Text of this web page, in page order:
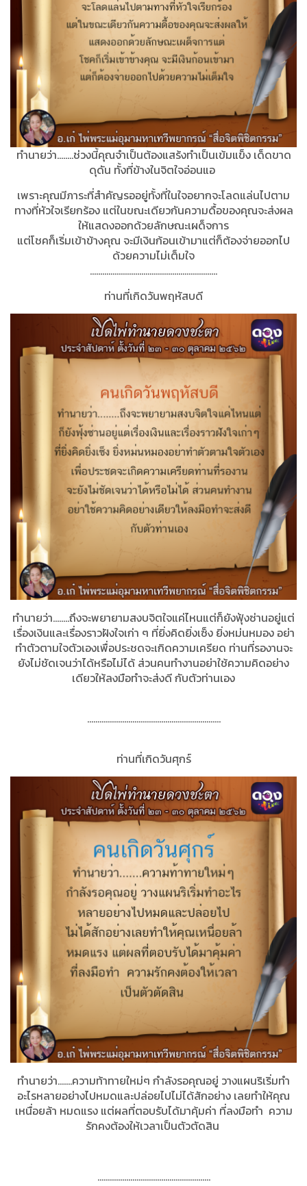
ทำนายว่า........ช่วงนี้คุณจำเป็นต้องแสร้งทำเป็นเข้มแข็ง เด็ดขาด
ดุดัน ทั้งที่ข้างในจิตใจอ่อนแอ
เพราะคุณมีภาระที่สำคัญรออยู่ทั้งที่ในใจอยากจะโลดแล่นไปตาม
ทางที่หัวใจเรียกร้อง แต่ในขณะเดียวกันความดื้อของคุณจะส่งผล
ให้แสดงออกด้วยลักษณะเผด็จการ
แต่โชคก็เริ่มเข้าข้างคุณ จะมีเงินก้อนเข้ามาแต่ก็ต้องจ่ายออกไป
ด้วยความไม่เต็มใจ
..............................................................
ท่านที่เกิดวันพฤหัสบดี
ทำนายว่า........ถึงจะพยายามสงบจิตใจแค่ไหนแต่ก็ยังฟุ้งซ่านอยู่แต่
เรื่องเงินและเรื่องราวฝังใจเก่า ๆ ที่ยิ่งคิดยิ่งเซ็ง ยิ่งหม่นหมอง อย่า
ทำตัวตามใจตัวเองเพื่อประชดจะเกิดความเครียด ท่านที่รองานจะ
ยังไม่ชัดเจนว่าได้หรือไม่ได้ ส่วนคนทำงานอย่าใช้ความคิดอย่าง
เดียวให้ลงมือทำจะส่งดี กับตัวท่านเอง
.................................................................
ท่านที่เกิดวันศุกร์
ทำนายว่า.......ความท้าทายใหม่ๆ กำลังรอคุณอยู่ วางแผนริเริ่มทำ
อะไรหลายอย่างไปหมดและปล่อยไปไม่ได้สักอย่าง เลยทำให้คุณ
เหนื่อยล้า หมดแรง แต่ผลที่ตอบรับได้มาคุ้มค่า ที่ลงมือทำ ความ
รักคงต้องให้เวลาเป็นตัวตัดสิน
.......................................................